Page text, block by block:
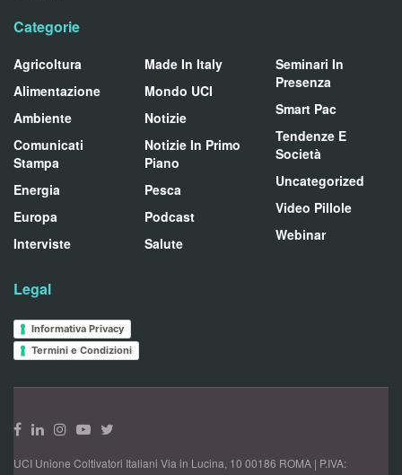
Categorie
Agricoltura
Alimentazione
Ambiente
Comunicati
Stampa
Energia
Europa
Interviste
Made In Italy
Mondo UCI
Notizie
Notizie In Primo
Piano
Pesca
Podcast
Salute
Seminari In
Presenza
Smart Pac
Tendenze E
Società
Uncategorized
Video Pillole
Webinar
Legal
Informativa Privacy
Termini e Condizioni
UCI Unione Coltivatori Italiani Via in Lucina, 10 00186 ROMA | P.IVA: